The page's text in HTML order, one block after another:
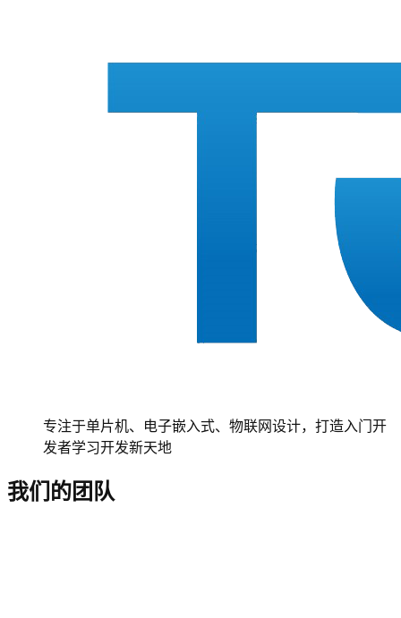
专注于单片机、电子嵌入式、物联网设计，打造入门开
发者学习开发新天地
我们的团队